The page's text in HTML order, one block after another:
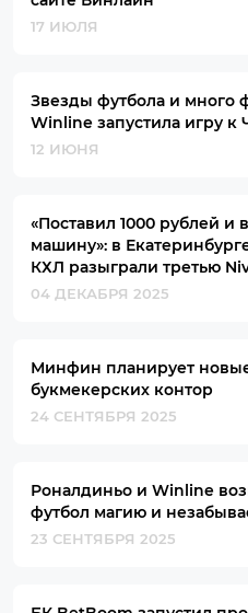
17 ИЮЛЯ
Звезды футбола и много
Winline запустила игру к
12 ИЮНЯ
«Поставил 1000 рублей и
машину»: в
КХЛ разыграли третью
04 ДЕКАБРЯ 2025
Минфин планирует
букмекерских контор
24 СЕНТЯБРЯ 2025
Роналдиньо и Winline
футбол магию и
23 СЕНТЯБРЯ 2025